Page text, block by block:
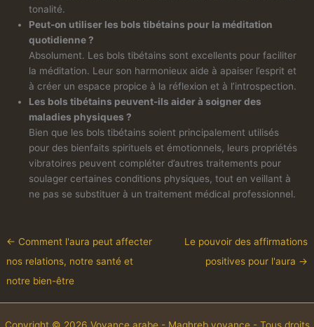
tonalité.
Peut-on utiliser les bols tibétains pour la méditation
quotidienne ?
Absolument. Les bols tibétains sont excellents pour faciliter
la méditation. Leur son harmonieux aide à apaiser l’esprit et
à créer un espace propice à la réflexion et à l’introspection.
Les bols tibétains peuvent-ils aider à soigner des
maladies physiques ?
Bien que les bols tibétains soient principalement utilisés
pour des bienfaits spirituels et émotionnels, leurs propriétés
vibratoires peuvent compléter d’autres traitements pour
soulager certaines conditions physiques, tout en veillant à
ne pas se substituer à un traitement médical professionnel.
← Comment l'aura peut affecter
nos relations, notre santé et
notre bien-être
Le pouvoir des affirmations
positives pour l'aura →